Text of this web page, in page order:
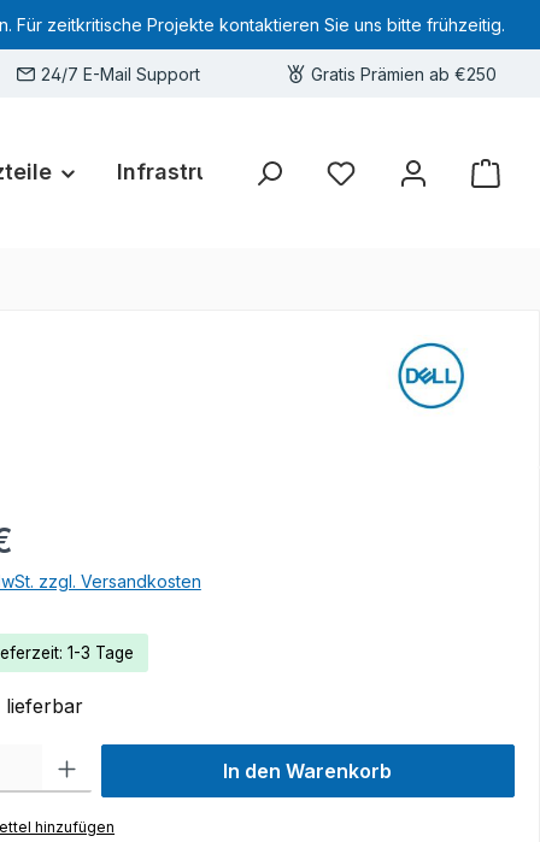
Für zeitkritische Projekte kontaktieren Sie uns bitte frühzeitig.
24/7 E-Mail Support Gratis Prämien ab €250
Infrastruktur Hardware-Deals
Sie haben 0 Produkte
zzgl. Versandkosten
1-3 Tage
den gewünschten Wert ein oder benutze die Schaltflächen um die
In den Warenkorb
hinzufügen